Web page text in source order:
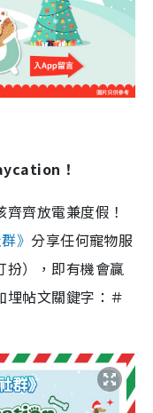
！
齊放電兼度假！
群》分享任何寵物服
扮），即有機會贏
帖文關鍵字：＃